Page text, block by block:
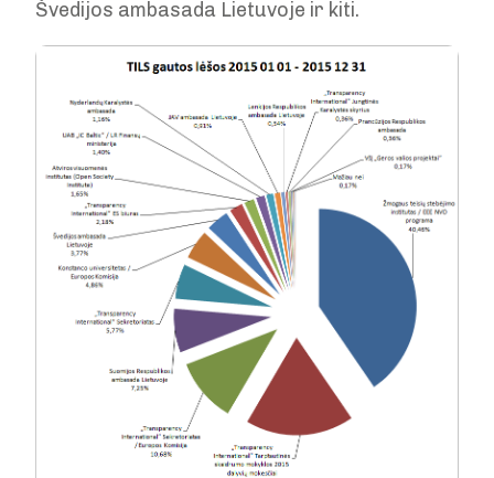
Švedijos ambasada Lietuvoje ir kiti.